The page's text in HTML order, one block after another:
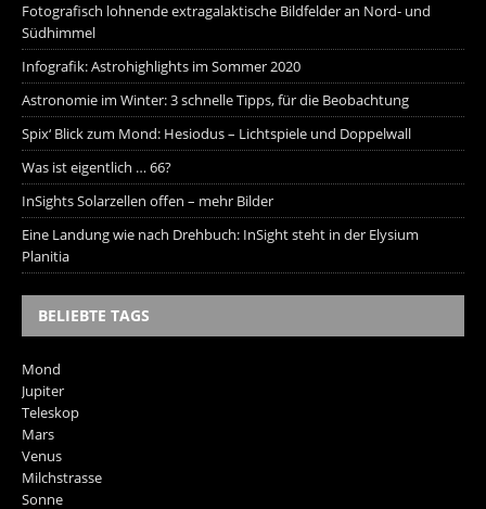
Fotografisch lohnende extragalaktische Bildfelder an Nord- und
Südhimmel
Infografik: Astrohighlights im Sommer 2020
Astronomie im Winter: 3 schnelle Tipps, für die Beobachtung
Spix‘ Blick zum Mond: Hesiodus – Lichtspiele und Doppelwall
Was ist eigentlich … 66?
InSights Solarzellen offen – mehr Bilder
Eine Landung wie nach Drehbuch: InSight steht in der Elysium
Planitia
BELIEBTE TAGS
Mond
Jupiter
Teleskop
Mars
Venus
Milchstrasse
Sonne